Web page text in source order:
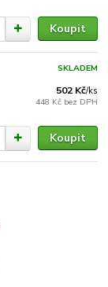
Koupit
502 Kč/ks
448 Kč bez DPH
SKLADEM
Koupit